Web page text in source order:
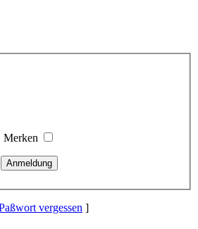
Merken
Anmeldung
vergessen ]